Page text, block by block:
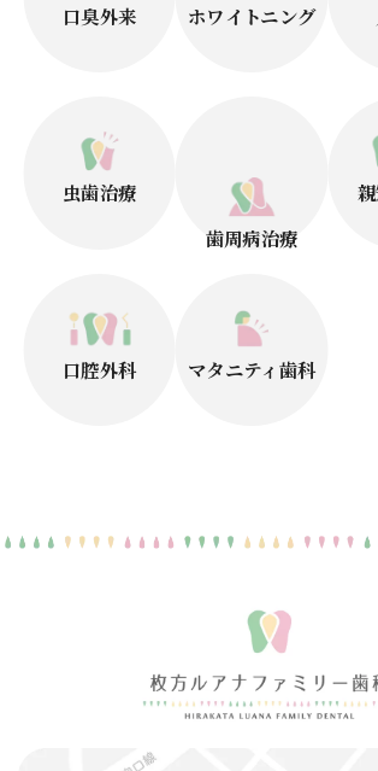
口臭外来 ホワイトニング
虫歯治療
歯周病治療
口腔外科 マタニティ歯科